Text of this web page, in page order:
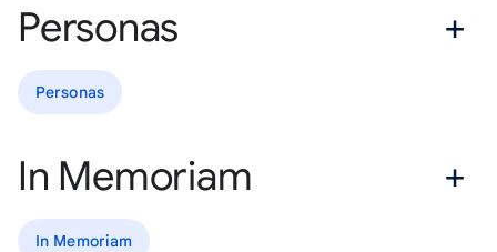
Personas
Personas
In Memoriam
In Memoriam